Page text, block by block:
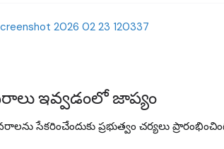
ఇవ్వడంలో జాప్యం
సేకరించేందుకు ప్రభుత్వం చర్యలు